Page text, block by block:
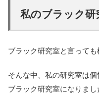
私のブラック研
ブラック研究室と言っても
そんな中、私の研究室は
ブラック研究室になりまし